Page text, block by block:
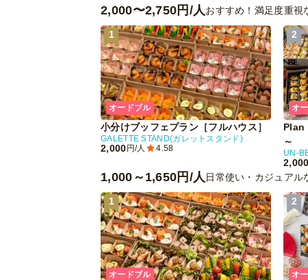
2,000〜2,750円/人おすすめ！満足度重視
小分けブッフェプラン［フルハウス］
GALETTE STAND(ガレットスタンド)
2,000 円/人 4.58
1
オードブル
Plan
～
UN-
2,000
2
オ
1,000～1,650円/人 日常使い・カジュアル
1
オードブル
2
オ